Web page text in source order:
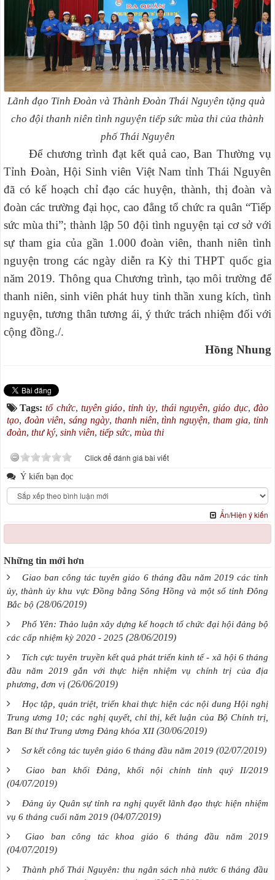
Lãnh đạo Tỉnh Đoàn và Thành Đoàn Thái Nguyên tặng quà
cho đội thanh niên tình nguyện tiếp sức mùa thi của thành
phố Thái Nguyên
Để chương trình đạt kết quả cao, Ban Thường vụ
Tỉnh Đoàn, Hội Sinh viên Việt Nam tỉnh Thái Nguyên
đã có kế hoạch chỉ đạo các huyện, thành, thị đoàn và
đoàn các trường đại học, cao đẳng tổ chức ra quân “Tiếp
sức mùa thi”; thành lập 50 đội tình nguyện tại cơ sở với
sự tham gia của gần 1.000 đoàn viên, thanh niên tình
nguyện trong các ngày diễn ra Kỳ thi THPT quốc gia
năm 2019. Thông qua Chương trình, tạo môi trường để
thanh niên, sinh viên phát huy tinh thần xung kích, tình
nguyện, tương thân tương ái, ý thức trách nhiệm đối với
cộng đồng./.
Hồng Nhung
Tags:tổ chức,tuyên giáo, tỉnh ủy, thái nguyên,giáo dục,đào
tạo, đoàn viên, sáng ngày, thanh niên,tình nguyện,tham gia,tỉnh
đoàn, thư ký, sinh viên, tiếp sức, mùa thi
Click để đánh giá bài viết
Ý kiến bạn đọc
Ẩn/Hiện ý kiến
Những tin mới hơn
Giao ban công tác tuyên giáo 6 tháng đầu năm 2019 các tỉnh
ủy, thành ủy khu vực Đồng bằng Sông Hồng và một số tỉnh Đông
Bắc bộ (28/06/2019)
Phổ Yên: Thảo luận xây dựng kế hoạch tổ chức đại hội đảng bộ
các cấp nhiệm kỳ 2020 - 2025 (28/06/2019)
Tích cực tuyên truyền kết quả phát triển kinh tế - xã hội 6 tháng
đầu năm 2019 gắn với thực hiện nhiệm vụ chính trị của địa
phương, đơn vị (26/06/2019)
Học tập, quán triệt, triển khai thực hiện các nội dung Hội nghị
Trung ương 10; các nghị quyết, chỉ thị, kết luận của Bộ Chính trị,
Ban Bí thư Trung ương Đảng khóa XII (30/06/2019)
Sơ kết công tác tuyên giáo 6 tháng đầu năm 2019 (02/07/2019)
Giao ban khối Đảng, khối nội chính tỉnh quý II/2019
(04/07/2019)
Đảng ủy Quân sự tỉnh ra nghị quyết lãnh đạo thực hiện nhiệm
vụ 6 tháng cuối năm 2019 (04/07/2019)
Giao ban công tác khoa giáo 6 tháng đầu năm 2019
(04/07/2019)
Thành phố Thái Nguyên: thu ngân sách nhà nước 6 tháng đầu